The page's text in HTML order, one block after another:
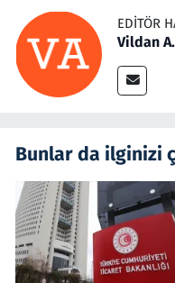
EDITÖR
Vildan A.
Bunlar da ilginizi